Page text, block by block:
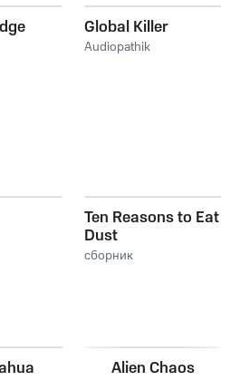
Global Killer
Audiopathik
Ten Reasons to Eat
Dust
сборник
Alien Chaos